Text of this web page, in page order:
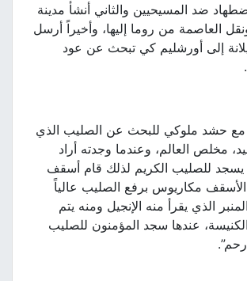
ضد المسيحيين والثاني أنشأ مدينة
العاصمة من روما إليها، وأخيراً أرسل
إلى أورشليم كي تبحث عن عود
حشد ملوكي للبحث عن الصليب الذي
مخلص العالم، وعندما وجدته أراد
للصليب الكريم لذلك قام أسقف
مكاريوس برفع الصليب عالياً
الذي يقرأ منه الإنجيل ومنه يتم
عندها سجد المؤمنون للصليب